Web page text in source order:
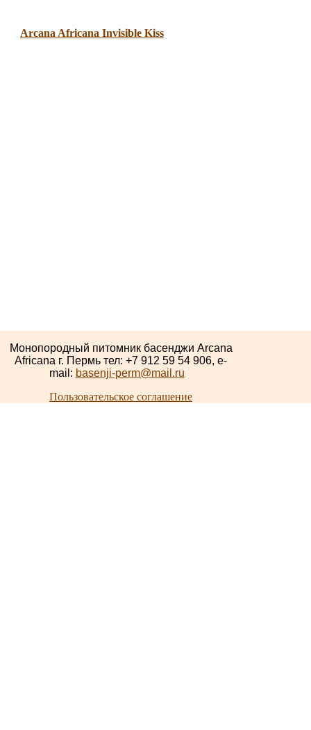
Arcana Africana Invisible Kiss
Монопородный питомник басенджи Arcana
Africana г. Пермь тел: +7 912 59 54 906, e-
mail: basenji-perm@mail.ru
Пользовательское соглашение